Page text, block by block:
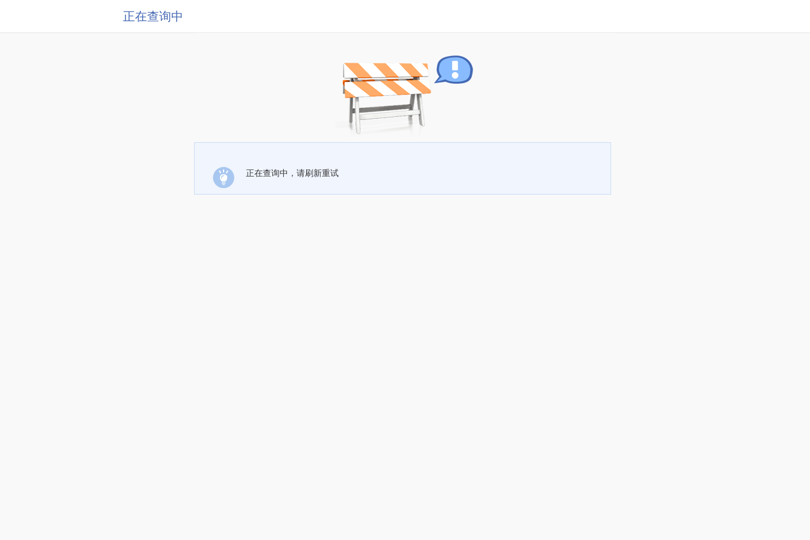
正在查询中
正在查询中，请刷新重试